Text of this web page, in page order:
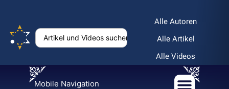
Alle Autoren
Alle Artikel
Alle Videos
Mobile Navigation